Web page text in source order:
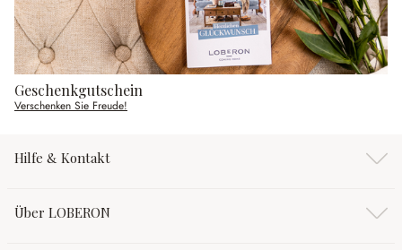
Geschenkgutschein
Verschenken Sie Freude!
Hilfe & Kontakt
Über LOBERON